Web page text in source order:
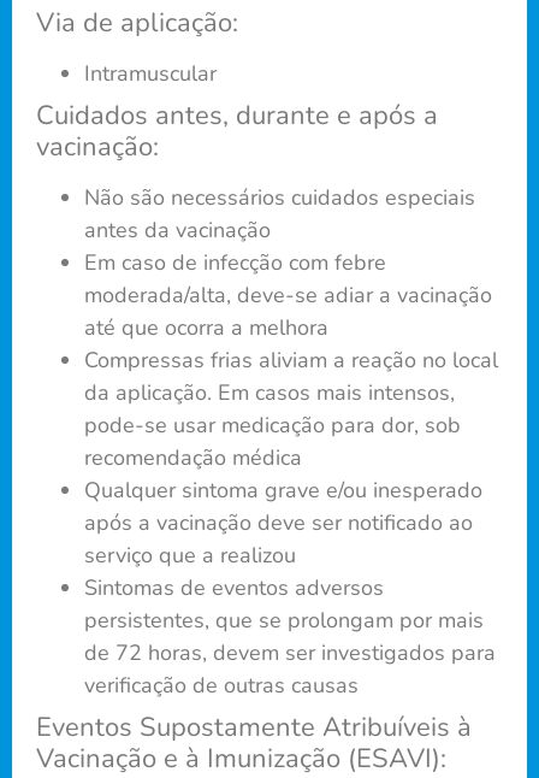
Via de aplicação:
Intramuscular
Cuidados antes, durante e após a
vacinação:
Não são necessários cuidados especiais
antes da vacinação
Em caso de infecção com febre
moderada/alta, deve-se adiar a vacinação
até que ocorra a melhora
Compressas frias aliviam a reação no local
da aplicação. Em casos mais intensos,
pode-se usar medicação para dor, sob
recomendação médica
Qualquer sintoma grave e/ou inesperado
após a vacinação deve ser notificado ao
serviço que a realizou
Sintomas de eventos adversos
persistentes, que se prolongam por mais
de 72 horas, devem ser investigados para
verificação de outras causas
Eventos Supostamente Atribuíveis à
Vacinação e à Imunização (ESAVI):